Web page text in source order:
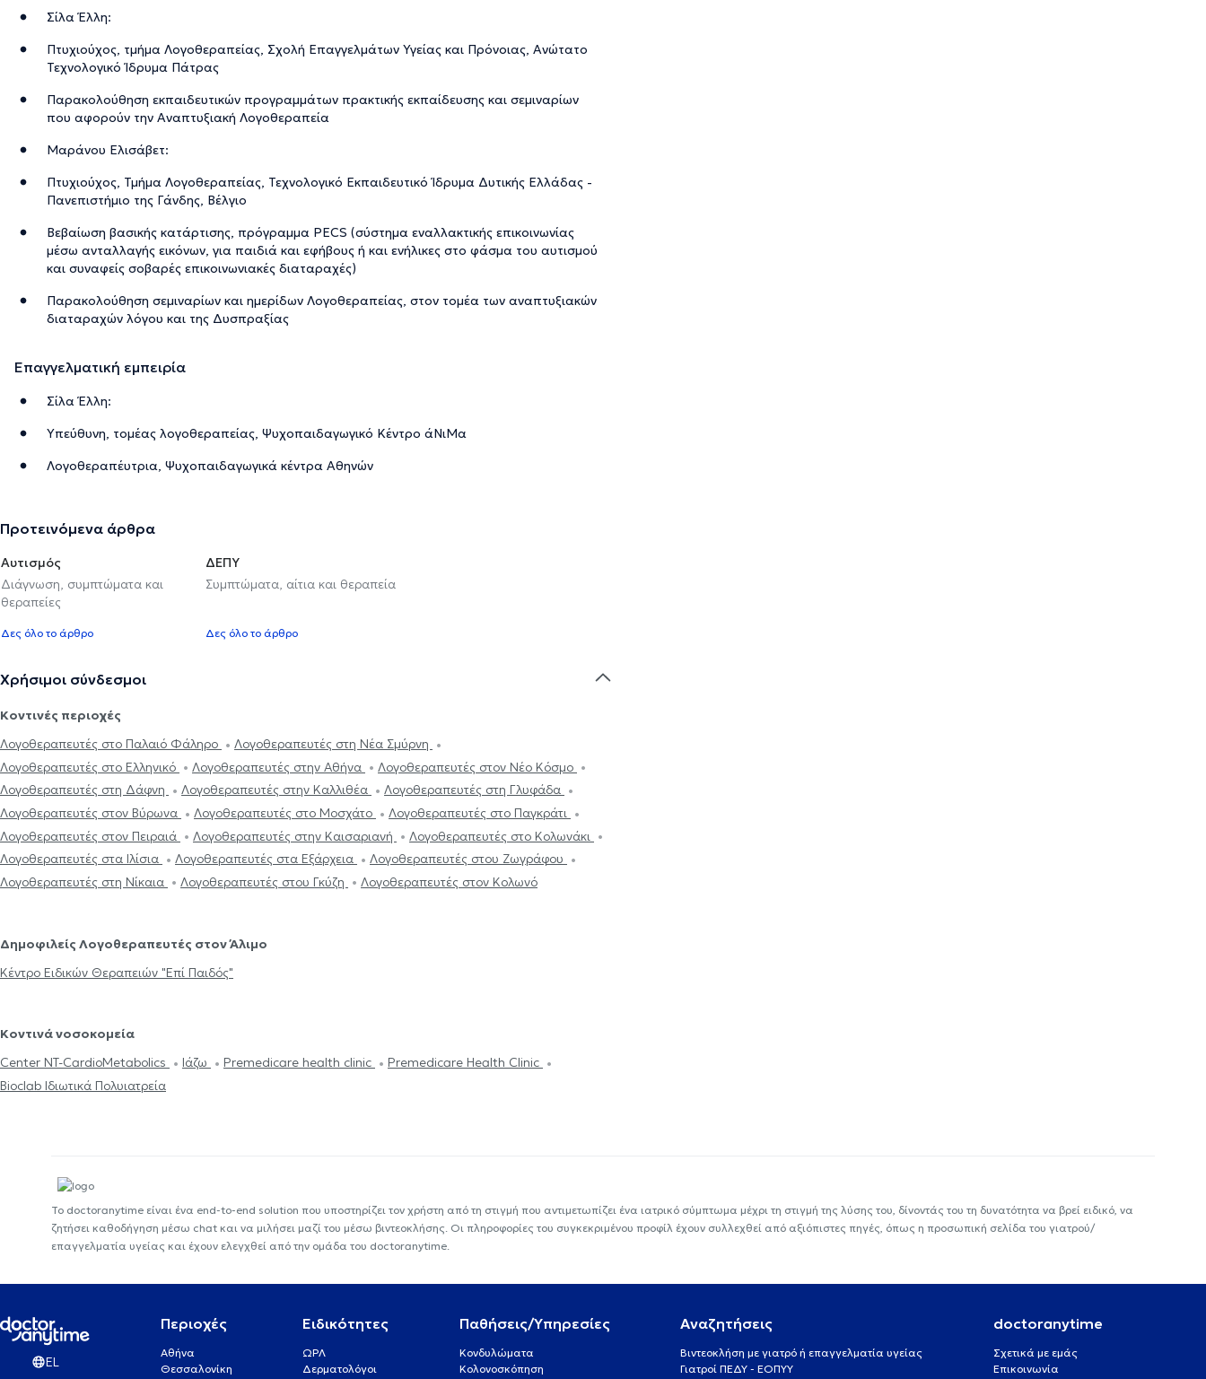
Σίλα Έλλη:
Πτυχιούχος, τμήμα Λογοθεραπείας, Σχολή Επαγγελμάτων Υγείας και Πρόνοιας, Ανώτατο
Τεχνολογικό Ίδρυμα Πάτρας
Παρακολούθηση εκπαιδευτικών προγραμμάτων πρακτικής εκπαίδευσης και σεμιναρίων
που αφορούν την Αναπτυξιακή Λογοθεραπεία
Μαράνου Ελισάβετ:
Πτυχιούχος, Τμήμα Λογοθεραπείας, Τεχνολογικό Εκπαιδευτικό Ίδρυμα Δυτικής Ελλάδας -
Πανεπιστήμιο της Γάνδης, Βέλγιο
Βεβαίωση βασικής κατάρτισης, πρόγραμμα PECS (σύστημα εναλλακτικής επικοινωνίας
μέσω ανταλλαγής εικόνων, για παιδιά και εφήβους ή και ενήλικες στο φάσμα του αυτισμού
και συναφείς σοβαρές επικοινωνιακές διαταραχές)
Παρακολούθηση σεμιναρίων και ημερίδων Λογοθεραπείας, στον τομέα των αναπτυξιακών
διαταραχών λόγου και της Δυσπραξίας
Επαγγελματική εμπειρία
Σίλα Έλλη:
Υπεύθυνη, τομέας λογοθεραπείας, Ψυχοπαιδαγωγικό Κέντρο άΝιΜα
Λογοθεραπέυτρια, Ψυχοπαιδαγωγικά κέντρα Αθηνών
Προτεινόμενα άρθρα
Αυτισμός
Διάγνωση, συμπτώματα και
θεραπείες
Δες όλο το άρθρο
ΔΕΠΥ
Συμπτώματα, αίτια και θεραπεία
Δες όλο το άρθρο
Χρήσιμοι σύνδεσμοι
Κοντινές περιοχές
Λογοθεραπευτές στο Παλαιό Φάληρο
Λογοθεραπευτές στη Νέα Σμύρνη
Λογοθεραπευτές στο Ελληνικό
Λογοθεραπευτές στην Αθήνα
Λογοθεραπευτές στον Νέο Κόσμο
Λογοθεραπευτές στη Δάφνη
Λογοθεραπευτές στην Καλλιθέα
Λογοθεραπευτές στη Γλυφάδα
Λογοθεραπευτές στον Βύρωνα
Λογοθεραπευτές στο Μοσχάτο
Λογοθεραπευτές στο Παγκράτι
Λογοθεραπευτές στον Πειραιά
Λογοθεραπευτές στην Καισαριανή
Λογοθεραπευτές στο Κολωνάκι
Λογοθεραπευτές στα Ιλίσια
Λογοθεραπευτές στα Εξάρχεια
Λογοθεραπευτές στου Ζωγράφου
Λογοθεραπευτές στη Νίκαια
Λογοθεραπευτές στου Γκύζη Λογοθεραπευτές στον Κολωνό
Δημοφιλείς Λογοθεραπευτές στον Άλιμο
Κέντρο Ειδικών Θεραπειών "Επί Παιδός"
Κοντινά νοσοκομεία
Center NT-CardioMetabolics
Ιάζω Premedicare health clinic
Premedicare Health Clinic
Bioclab Ιδιωτικά Πολυιατρεία
Το doctoranytime είναι ένα end-to-end solution που υποστηρίζει τον χρήστη από τη στιγμή που αντιμετωπίζει ένα ιατρικό σύμπτωμα μέχρι τη στιγμή της λύσης του, δίνοντάς του τη δυνατότητα να βρεί ειδικό, να
ζητήσει καθοδήγηση μέσω chat και να μιλήσει μαζί του μέσω βιντεοκλήσης. Οι πληροφορίες του συγκεκριμένου προφίλ έχουν συλλεχθεί από αξιόπιστες πηγές, όπως η προσωπική σελίδα του γιατρού/
επαγγελματία υγείας και έχουν ελεγχθεί από την ομάδα του doctoranytime.
EL
Περιοχές
Αθήνα
Θεσσαλονίκη
Ειδικότητες
ΩΡΛ
Δερματολόγοι
Παθήσεις/Υπηρεσίες
Κονδυλώματα
Κολονοσκόπηση
Αναζητήσεις
Βιντεοκλήση με γιατρό ή επαγγελματία υγείας
Γιατροί ΠΕΔΥ - ΕΟΠΥΥ
doctoranytime
Σχετικά με εμάς
Επικοινωνία